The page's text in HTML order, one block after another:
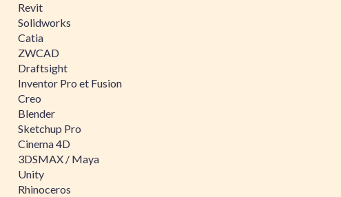
Revit
Solidworks
Catia
ZWCAD
Draftsight
Inventor Pro et Fusion
Creo
Blender
Sketchup Pro
Cinema 4D
3DSMAX / Maya
Unity
Rhinoceros